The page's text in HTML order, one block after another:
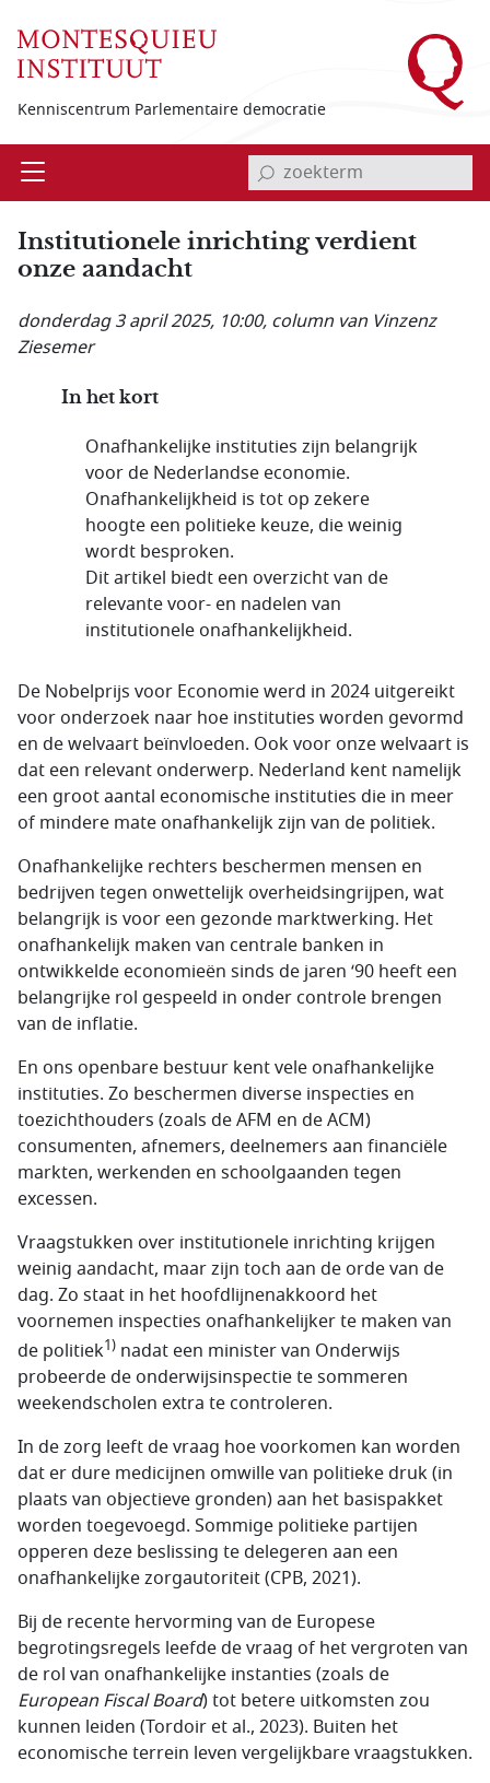
Kenniscentrum Parlementaire democratie
Open invoerveld zoekterm
Institutionele inrichting verdient
onze aandacht
donderdag 3 april 2025, 10:00, column van Vinzenz
Ziesemer
In het kort
Onafhankelijke instituties zijn belangrijk
voor de Nederlandse economie.
Onafhankelijkheid is tot op zekere
hoogte een politieke keuze, die weinig
wordt besproken.
Dit artikel biedt een overzicht van de
relevante voor- en nadelen van
institutionele onafhankelijkheid.
De Nobelprijs voor Economie werd in 2024 uitgereikt
voor onderzoek naar hoe instituties worden gevormd
en de welvaart beïnvloeden. Ook voor onze welvaart is
dat een relevant onderwerp. Nederland kent namelijk
een groot aantal economische instituties die in meer
of mindere mate onafhankelijk zijn van de politiek.
Onafhankelijke rechters beschermen mensen en
bedrijven tegen onwettelijk overheidsingrijpen, wat
belangrijk is voor een gezonde marktwerking. Het
onafhankelijk maken van centrale banken in
ontwikkelde economieën sinds de jaren ‘90 heeft een
belangrijke rol gespeeld in onder controle brengen
van de inflatie.
En ons openbare bestuur kent vele onafhankelijke
instituties. Zo beschermen diverse inspecties en
toezichthouders (zoals de AFM en de ACM)
consumenten, afnemers, deelnemers aan financiële
markten, werkenden en schoolgaanden tegen
excessen.
Vraagstukken over institutionele inrichting krijgen
weinig aandacht, maar zijn toch aan de orde van de
dag. Zo staat in het hoofdlijnenakkoord het
voornemen inspecties onafhankelijker te maken van
de politiek1) nadat een minister van Onderwijs
probeerde de onderwijsinspectie te sommeren
weekendscholen extra te controleren.
In de zorg leeft de vraag hoe voorkomen kan worden
dat er dure medicijnen omwille van politieke druk (in
plaats van objectieve gronden) aan het basispakket
worden toegevoegd. Sommige politieke partijen
opperen deze beslissing te delegeren aan een
onafhankelijke zorgautoriteit (CPB, 2021).
Bij de recente hervorming van de Europese
begrotingsregels leefde de vraag of het vergroten van
de rol van onafhankelijke instanties (zoals de
European Fiscal Board) tot betere uitkomsten zou
kunnen leiden (Tordoir et al., 2023). Buiten het
economische terrein leven vergelijkbare vraagstukken.